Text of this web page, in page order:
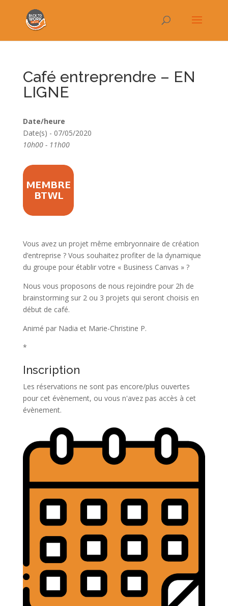
Café entreprendre – EN
LIGNE
Date/heure
Date(s) - 07/05/2020
10h00 - 11h00
Vous avez un projet même embryonnaire de création
d’entreprise ? Vous souhaitez profiter de la dynamique
du groupe pour établir votre « Business Canvas » ?
Nous vous proposons de nous rejoindre pour 2h de
brainstorming sur 2 ou 3 projets qui seront choisis en
début de café.
Animé par Nadia et Marie-Christine P.
*
Inscription
Les réservations ne sont pas encore/plus ouvertes
pour cet évènement, ou vous n'avez pas accès à cet
évènement.